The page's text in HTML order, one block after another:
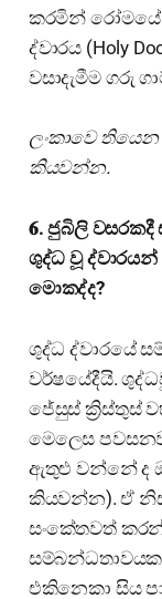
කරමින් රෝමයේ
ද්වාරය (Holy
වසාදැමීම ගරු
ලංකාවෙ තියෙන
කියවන්න.
𝟔. ජුබිලි වසරකදී
ශුද්ධ වූ
මොකද්ද?
ශුද්ධ ද්වාරයේ
වර්ෂයේදීයි.
ජේසුස් ක්‍රිස්තුස්
මෙලෙස
ඇතුළු වන්නේ ද
කියවන්න). ඒ
සංකේතවත්
එකිනෙකා සිය